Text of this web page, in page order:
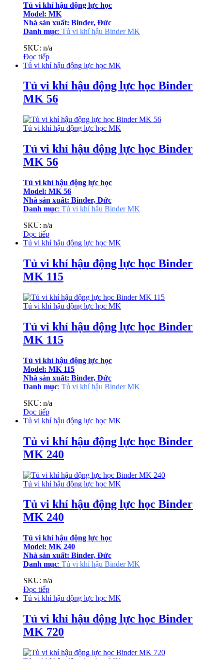
Tủ vi khí hậu động lực học
Model: MK
Nhà sản xuất: Binder, Đức
Danh mục: Tủ vi khí hậu Binder MK
SKU: n/a
Đọc tiếp
Tủ vi khí hậu động lực học MK
Tủ vi khí hậu động lực học Binder
MK 56
Tủ vi khí hậu động lực học MK
Tủ vi khí hậu động lực học Binder
MK 56
Tủ vi khí hậu động lực học
Model: MK 56
Nhà sản xuất: Binder, Đức
Danh mục: Tủ vi khí hậu Binder MK
SKU: n/a
Đọc tiếp
Tủ vi khí hậu động lực học MK
Tủ vi khí hậu động lực học Binder
MK 115
Tủ vi khí hậu động lực học MK
Tủ vi khí hậu động lực học Binder
MK 115
Tủ vi khí hậu động lực học
Model: MK 115
Nhà sản xuất: Binder, Đức
Danh mục: Tủ vi khí hậu Binder MK
SKU: n/a
Đọc tiếp
Tủ vi khí hậu động lực học MK
Tủ vi khí hậu động lực học Binder
MK 240
Tủ vi khí hậu động lực học MK
Tủ vi khí hậu động lực học Binder
MK 240
Tủ vi khí hậu động lực học
Model: MK 240
Nhà sản xuất: Binder, Đức
Danh mục: Tủ vi khí hậu Binder MK
SKU: n/a
Đọc tiếp
Tủ vi khí hậu động lực học MK
Tủ vi khí hậu động lực học Binder
MK 720